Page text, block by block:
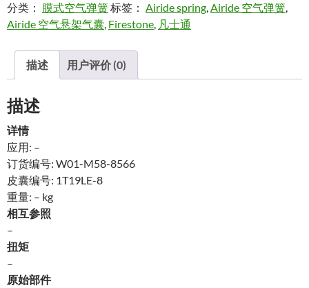
分类： 膜式空气弹簧标签： Airide spring,Airide 空气弹簧,
Airide 空气悬架气囊, Firestone, 凡士通
描述 用户评价 (0)
描述
详情
应用: –
订货编号: W01-M58-8566
皮囊编号: 1T19LE-8
重量: – kg
相互参照
–
扭矩
–
原始部件